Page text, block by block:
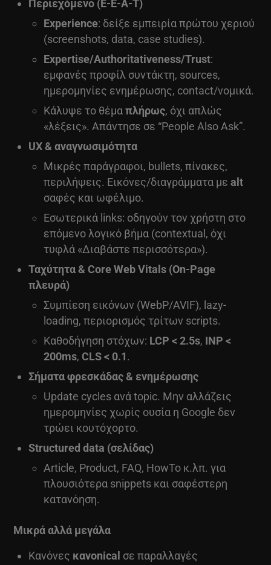
Περιεχόμενο (E-E-A-T)
Experience: δείξε εμπειρία πρώτου χεριού
(screenshots, data, case studies).
Expertise/Authoritativeness/Trust:
εμφανές προφίλ συντάκτη, sources,
ημερομηνίες ενημέρωσης, contact/νομικά.
Κάλυψε το θέμαπλήρως, όχι απλώς
«λέξεις». Απάντησε σε “People Also Ask”.
UX & αναγνωσιμότητα
Μικρές παράγραφοι, bullets, πίνακες,
περιλήψεις. Εικόνες/διαγράμματα με alt
σαφές και ωφέλιμο.
Εσωτερικά links: οδηγούν τον χρήστη στο
επόμενο λογικό βήμα (contextual, όχι
τυφλά «Διαβάστε περισσότερα»).
Ταχύτητα & Core Web Vitals (On-Page
πλευρά)
Συμπίεση εικόνων (WebP/AVIF), lazy-
loading, περιορισμός τρίτων scripts.
Καθοδήγηση στόχων: LCP < 2.5s, INP <
200ms, CLS < 0.1.
Σήματα φρεσκάδας & ενημέρωσης
Update cycles ανά topic. Μην αλλάζεις
ημερομηνίες χωρίς ουσία η Google δεν
τρώει κουτόχορτο.
Structured data (σελίδας)
Article, Product, FAQ, HowTo κ.λπ. για
πλουσιότερα snippets και σαφέστερη
κατανόηση.
Μικρά αλλά μεγάλα
Κανόνες κανonical σε παραλλαγές